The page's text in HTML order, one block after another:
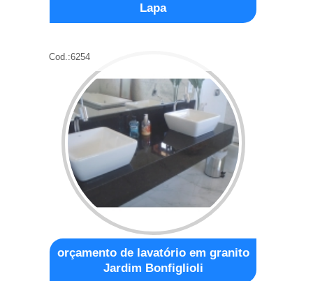
Lapa
Cod.:6254
orçamento de lavatório em granito
Jardim Bonfiglioli